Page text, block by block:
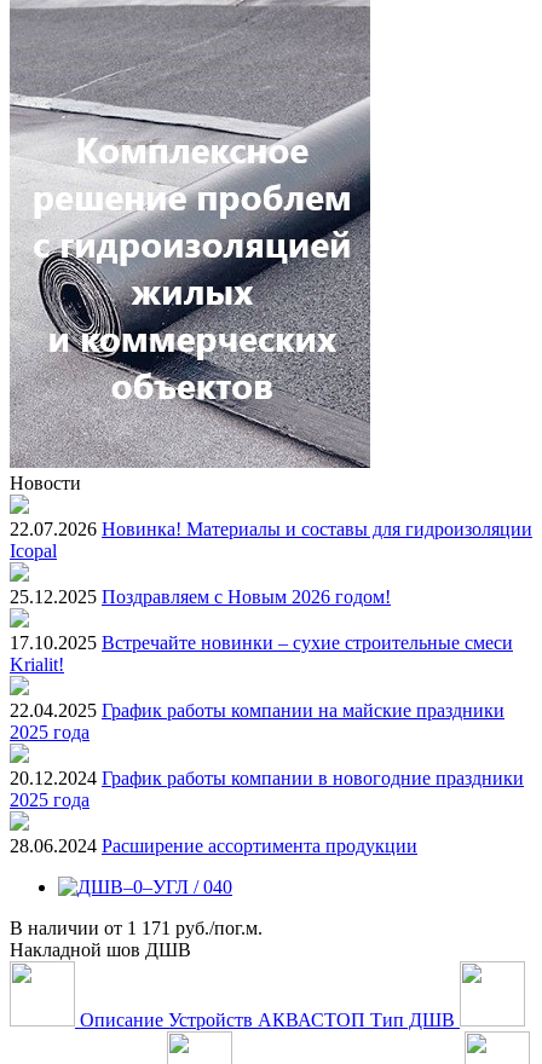
Новости
22.07.2026 Новинка! Материалы и составы для гидроизоляции
Icopal
25.12.2025 Поздравляем с Новым 2026 годом!
17.10.2025 Встречайте новинки – сухие строительные смеси
Krialit!
22.04.2025 График работы компании на майские праздники
2025 года
20.12.2024 График работы компании в новогодние праздники
2025 года
28.06.2024 Расширение ассортимента продукции
В наличии от 1 171 руб./пог.м.
Накладной шов ДШВ
Описание Устройств АКВАСТОП Тип ДШВ